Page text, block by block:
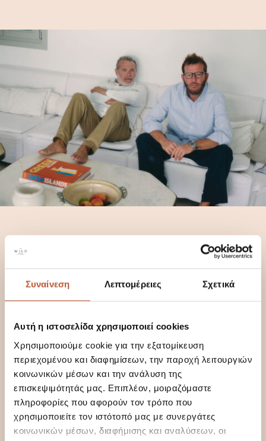
Συναίνεση Λεπτομέρειες Σχετικά
Αυτή η ιστοσελίδα χρησιμοποιεί cookies
Χρησιμοποιούμε cookie για την εξατομίκευση
περιεχομένου και διαφημίσεων, την παροχή λειτουργιών
κοινωνικών μέσων και την ανάλυση της
επισκεψιμότητάς μας. Επιπλέον, μοιραζόμαστε
πληροφορίες που αφορούν τον τρόπο που
χρησιμοποιείτε τον ιστότοπό μας με συνεργάτες
κοινωνικών μέσων, διαφήμισης και αναλύσεων, οι
WILD AT HEART: ALEX
BEHIND THE WILD
“We wanted to preserve the emotions the
island exhales—to encapsulate the essence of
our Mykonos in a place that is wild at heart,
mesmerizing, unspoiled, and effortlessly
nonchalant, yet at the same time rich in
culture, excitement, and cosmopolitan flair. It